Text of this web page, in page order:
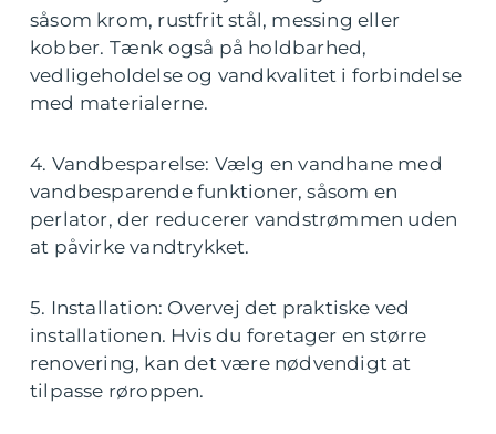
såsom krom, rustfrit stål, messing eller
kobber. Tænk også på holdbarhed,
vedligeholdelse og vandkvalitet i forbindelse
med materialerne.
4. Vandbesparelse: Vælg en vandhane med
vandbesparende funktioner, såsom en
perlator, der reducerer vandstrømmen uden
at påvirke vandtrykket.
5. Installation: Overvej det praktiske ved
installationen. Hvis du foretager en større
renovering, kan det være nødvendigt at
tilpasse røroppen.